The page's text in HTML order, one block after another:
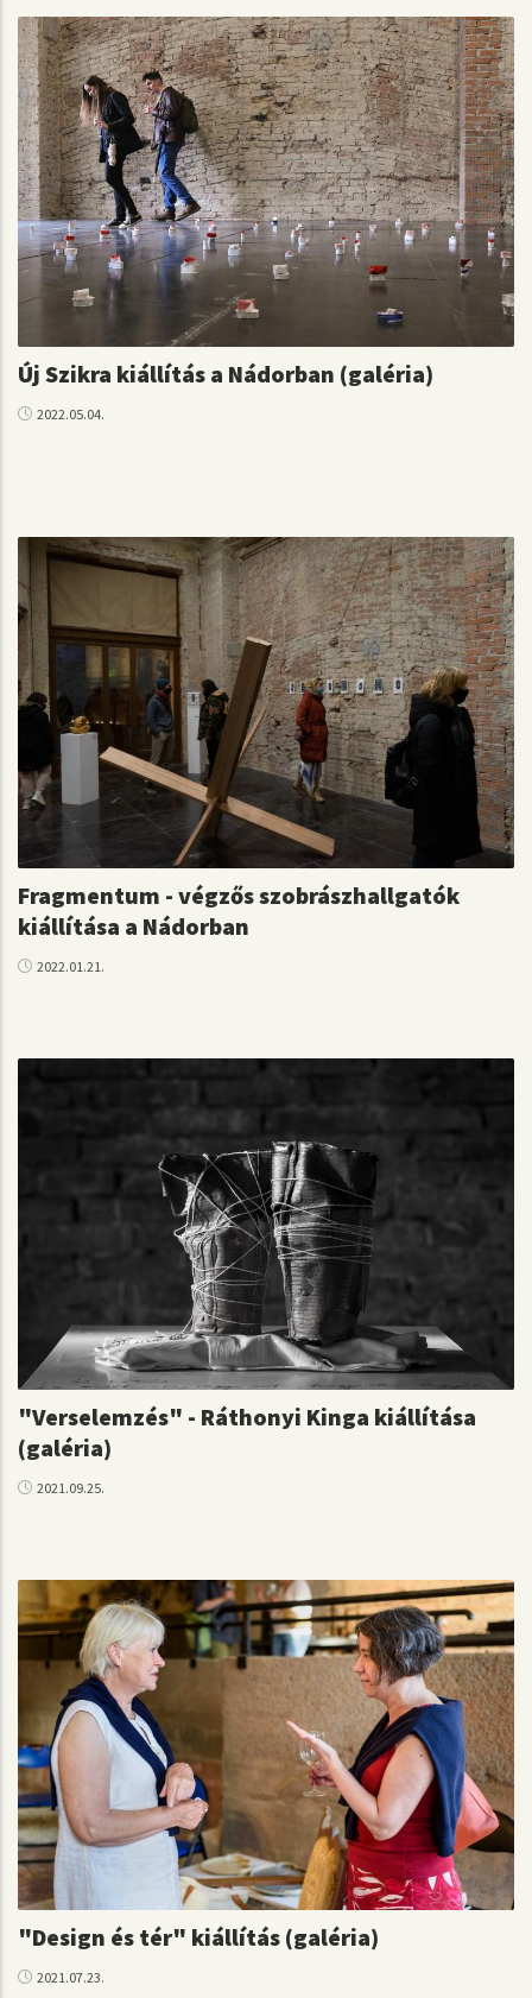
Új Szikra kiállítás a Nádorban (galéria)
2022.05.04.
Fragmentum - végzős szobrászhallgatók
kiállítása a Nádorban
2022.01.21.
"Verselemzés" - Ráthonyi Kinga kiállítása
(galéria)
2021.09.25.
"Design és tér" kiállítás (galéria)
2021.07.23.